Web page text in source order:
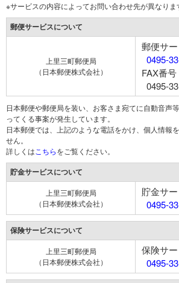
※サービスの内容によってお問い合わせ先が異なりま
郵便サービスについて
上里三町郵便局
（日本郵便株式会社）
郵便サ
0495-
FAX番号
0495-
日本郵便や郵便局を装い、お客さま宛てに自動音声
ってくる事案が発生しています。
日本郵便では、上記のような電話をかけ、個人情報
せん。
詳しくは こちらをご覧ください。
貯金サービスについて
上里三町郵便局
（日本郵便株式会社）
貯金サ
0495-
保険サービスについて
上里三町郵便局
（日本郵便株式会社）
保険サ
0495-